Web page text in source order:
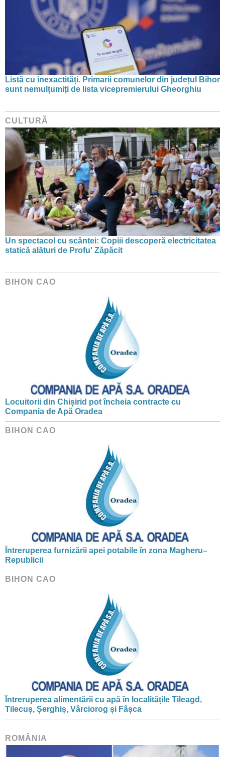
Listă cu inexactități. Primarii comunelor din județul Bihor
sunt nemulțumiți de lista vicepremierului Gheorghiu
CULTURĂ
Un spectacol cu scântei: Copiii descoperă electricitatea
statică alături de Profu' Zăpăcit
BIHON CAO
Locuitorii din Chișirid pot încheia contracte cu
Compania de Apă Oradea
BIHON CAO
Întreruperea furnizării apei potabile în zona Magheru–
Republicii
BIHON CAO
Întreruperea alimentării cu apă în localitățile Tileagd,
Tilecuș, Șerghiș, Vârciorog și Fâșca
ROMÂNIA